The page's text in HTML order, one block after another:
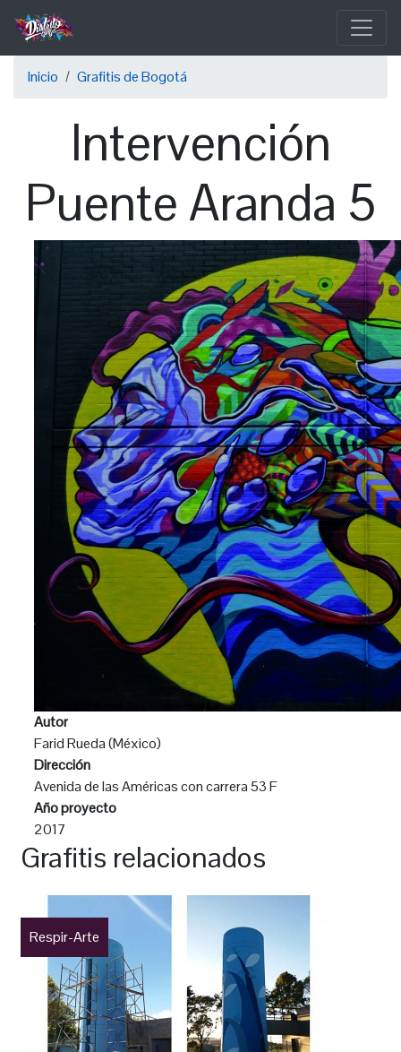
Pasar
contenido
principalSobrescribir
ayuda
navegación
Inicio Grafitis de Bogotá
Intervención
Puente Aranda 5
Autor
Farid Rueda (México)
Dirección
Avenida de las Américas con carrera 53 F
Año proyecto
2017
Grafitis relacionados
Respir-Arte